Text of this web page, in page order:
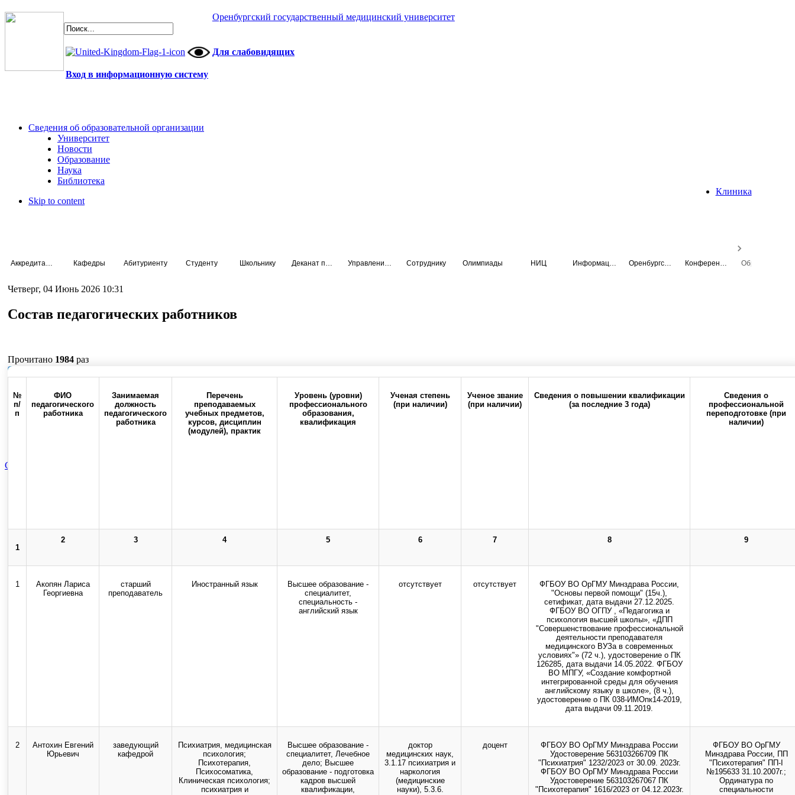
Оренбургский государственный медицинский университет
Для слабовидящих
Вход в информационную систему
Сведения об образовательной организации
Университет
Новости
Образование
Наука
Библиотека
Клиника
Skip to content
Кафедры Абитуриенту Студенту Школьнику Сотруднику Олимпиады НИЦ
Четверг, 04 Июнь 2026 10:31
Состав педагогических работников
Прокрутите таблицу вправо для просмотра всех колонок
№
п/
п
ФИО
педагогического
работника
Занимаемая
должность
педагогического
работника
Перечень
преподаваемых
учебных предметов,
курсов, дисциплин
(модулей), практик
Уровень (уровни)
профессионального
образования,
квалификация
Ученая степень
(при наличии)
Ученое звание
(при наличии)
Сведения о повышении квалификации
(за последние 3 года)
Сведения о
профессиональной
переподготовке (при
наличии)
1
2 3 4 5 6 7 8 9
1
Акопян Лариса
Георгиевна
старший
преподаватель
Иностранный язык
Высшее образование -
специалитет,
специальность -
английский язык
отсутствует отсутствует
ФГБОУ ВО ОрГМУ Минздрава России,
"Основы первой помощи" (15ч.),
сетификат, дата выдачи 27.12.2025.
ФГБОУ ВО ОГПУ , «Педагогика и
психология высшей школы», «ДПП
"Совершенствование профессиональной
деятельности преподавателя
медицинского ВУЗа в современных
условиях"» (72 ч.), удостоверение о ПК
126285, дата выдачи 14.05.2022. ФГБОУ
ВО МПГУ, «Создание комфортной
интегрированной среды для обучения
английскому языку в школе», (8 ч.),
удостоверение о ПК 038-ИМОпк14-2019,
дата выдачи 09.11.2019.
2
Антохин Евгений
Юрьевич
заведующий
кафедрой
Психиатрия, медицинская
психология;
Психотерапия,
Психосоматика,
Клиническая психология;
психиатрия и
Высшее образование -
специалитет, Лечебное
дело; Высшее
образование - подготовка
кадров высшей
квалификации,
доктор
медицинских наук,
3.1.17 психиатрия и
наркология
(медицинские
науки), 5.3.6.
доцент
ФГБОУ ВО ОрГМУ Минздрава России
Удостоверение 563103266709 ПК
"Психиатрия" 1232/2023 от 30.09. 2023г.
ФГБОУ ВО ОрГМУ Минздрава России
Удостоверение 563103267067 ПК
"Психотерапия" 1616/2023 от 04.12.2023г.
ФГБОУ ВО ОрГМУ
Минздрава России, ПП
"Психотерапия" ПП-I
№195633 31.10.2007г.;
Ординатура по
специальности
Прочитано 1984 раз
Наверх
Факс:(3532) 50-06-20 office@orgma.ru
Сведения об образовательной организации